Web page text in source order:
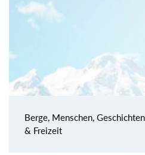
Berge, Menschen,
& Freizeit